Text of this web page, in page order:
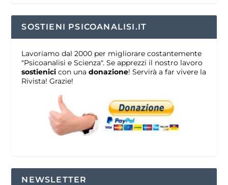
SOSTIENI PSICOANALISI.IT
Lavoriamo dal 2000 per migliorare costantemente
"Psicoanalisi e Scienza". Se apprezzi il nostro lavoro
sostienici con unadonazione! Servirà a far vivere la
Rivista! Grazie!
NEWSLETTER